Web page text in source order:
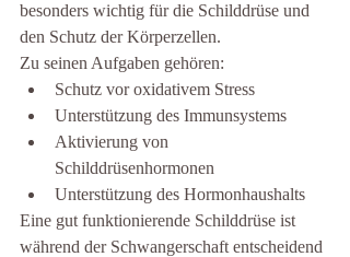
besonders wichtig für die Schilddrüse und
den Schutz der Körperzellen.
Zu seinen Aufgaben gehören:
Schutz vor oxidativem Stress
Unterstützung des Immunsystems
Aktivierung von
Schilddrüsenhormonen
Unterstützung des Hormonhaushalts
Eine gut funktionierende Schilddrüse ist
während der Schwangerschaft entscheidend